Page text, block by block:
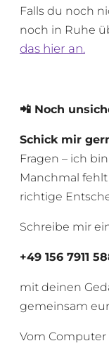
Falls du noch
noch in Ruhe
das hier an.
📲 Noch
Schick mir
Fragen – ich
Manchmal
richtige
Schreibe mir
+49 156 7911
mit deinen
gemeinsam
Vom